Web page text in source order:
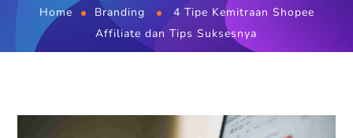
Home Branding
4 Tipe Kemitraan Shopee
Affiliate dan Tips Suksesnya